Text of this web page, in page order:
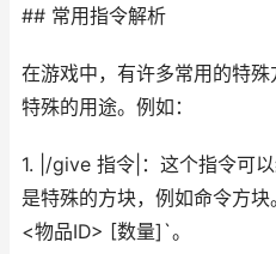
## 常用指令解析
在游戏中，有许多常用的特
特殊的用途。例如：
1. |/give 指令|：这个指令可
是特殊的方块，例如命令方
<物品ID> [数量]`。